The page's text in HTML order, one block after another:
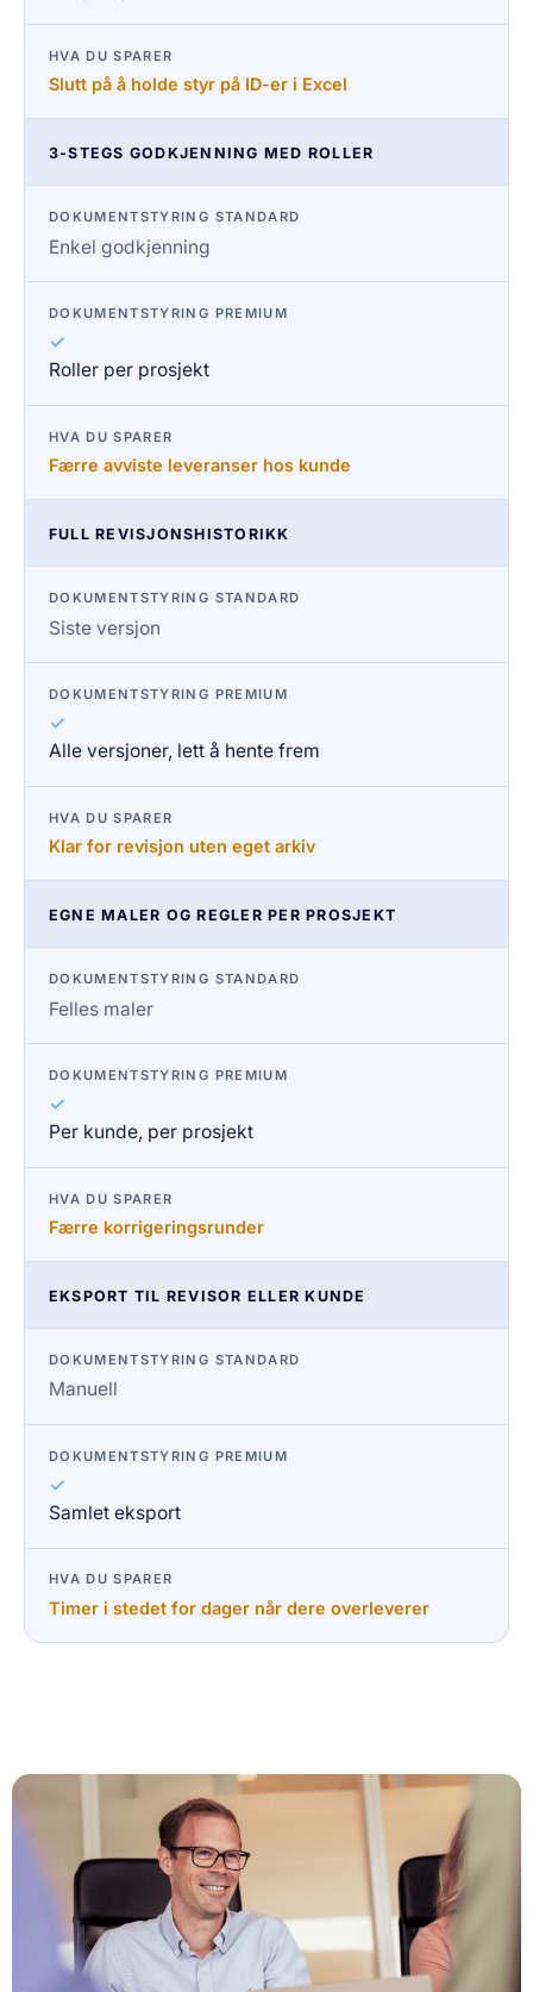
Slutt på å holde styr på ID-er i Excel
3-STEGS GODKJENNING MED ROLLER
Enkel godkjenning
✓
Roller per prosjekt
Færre avviste leveranser hos kunde
FULL REVISJONSHISTORIKK
Siste versjon
✓
Alle versjoner, lett å hente frem
Klar for revisjon uten eget arkiv
EGNE MALER OG REGLER PER PROSJEKT
Felles maler
✓
Per kunde, per prosjekt
Færre korrigeringsrunder
EKSPORT TIL REVISOR ELLER KUNDE
Manuell
✓
Samlet eksport
Timer i stedet for dager når dere overleverer